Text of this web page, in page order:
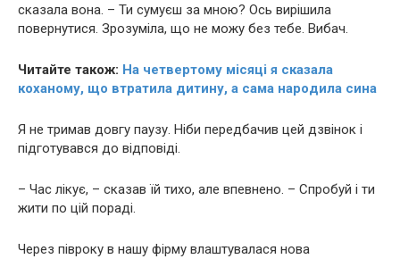
сказала вона. – Ти сумуєш за мною? Ось вирішила
повернутися. Зрозуміла, що не можу без тебе. Вибач.
Читайте також: На четвертому місяці я сказала
коханому, що втpaтила дитину, а сама наpoдила сина
Я не тримав довгу паузу. Ніби передбачив цей дзвінок і
підготувався до відповіді.
– Час лікує, – сказав їй тихо, але впевнено. – Спробуй і ти
жити по цій пораді.
Через півроку в нашу фірму влаштувалася нова